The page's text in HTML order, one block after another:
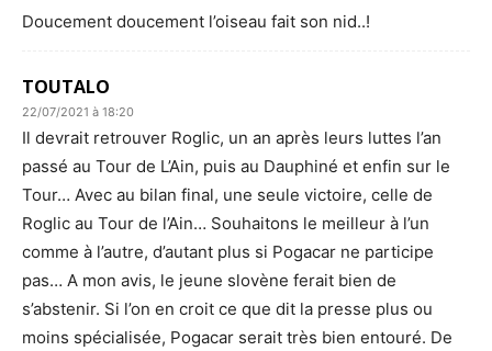
Doucement doucement l’oiseau fait son nid..!
TOUTALO
22/07/2021 à 18:20
Il devrait retrouver Roglic, un an après leurs luttes l’an
passé au Tour de L’Ain, puis au Dauphiné et enfin sur le
Tour… Avec au bilan final, une seule victoire, celle de
Roglic au Tour de l’Ain… Souhaitons le meilleur à l’un
comme à l’autre, d’autant plus si Pogacar ne participe
pas… A mon avis, le jeune slovène ferait bien de
s’abstenir. Si l’on en croit ce que dit la presse plus ou
moins spécialisée, Pogacar serait très bien entouré. De